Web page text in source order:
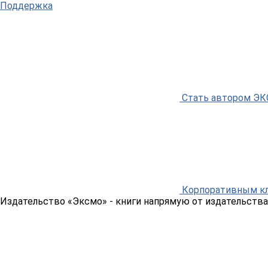
Поддержка
Стать автором
Корпоративным
Издательство «Эксмо» - книги напрямую от издательства